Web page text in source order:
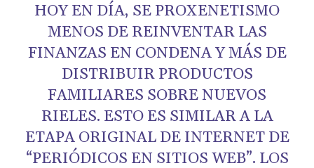
HOY EN DÍA, SE PROXENETISMO
MENOS DE REINVENTAR LAS
FINANZAS EN CONDENA Y MÁS DE
DISTRIBUIR PRODUCTOS
FAMILIARES SOBRE NUEVOS
RIELES. ESTO ES SIMILAR A LA
ETAPA ORIGINAL DE INTERNET DE
“PERIÓDICOS EN SITIOS WEB”. LOS